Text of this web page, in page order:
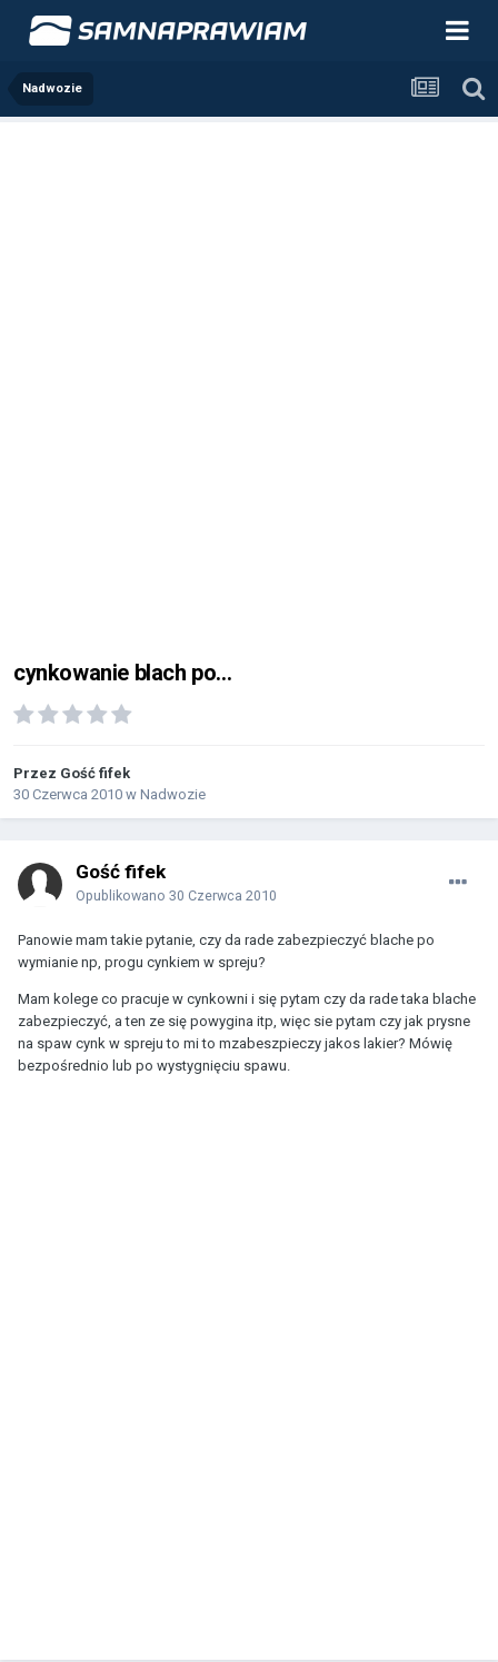
Nadwozie
cynkowanie blach po...
Przez Gość fifek
30 Czerwca 2010 w Nadwozie
Gość fifek
Opublikowano 30 Czerwca 2010
Panowie mam takie pytanie, czy da rade zabezpieczyć blache po
wymianie np, progu cynkiem w spreju?
Mam kolege co pracuje w cynkowni i się pytam czy da rade taka blache
zabezpieczyć, a ten ze się powygina itp, więc sie pytam czy jak prysne
na spaw cynk w spreju to mi to mzabeszpieczy jakos lakier? Mówię
bezpośrednio lub po wystygnięciu spawu.